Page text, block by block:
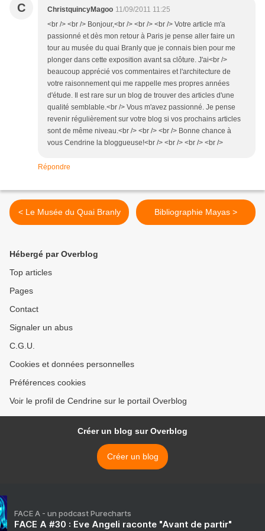
C ChristquincyMagoo 11/09/2011 11:25
<br /> <br /> Bonjour,<br /> <br /> <br /> Votre article m'a
passionné et dès mon retour à Paris je pense aller faire un
tour au musée du quai Branly que je connais bien pour me
plonger dans cette exposition avant sa clôture. J'ai<br />
beaucoup apprécié vos commentaires et l'architecture de
votre raisonnement qui me rappelle mes propres années
d'étude. Il est rare sur un blog de trouver des articles d'une
qualité semblable.<br /> Vous m'avez passionné. Je pense
revenir régulièrement sur votre blog si vos prochains articles
sont de même niveau.<br /> <br /> <br /> Bonne chance à
vous Cendrine la bloggueuse!<br /> <br /> <br /> <br />
Répondre
< Le Musée du Quai Branly Bibliographie Mayas >
Hébergé par Overblog
Top articles
Pages
Contact
Signaler un abus
C.G.U.
Cookies et données personnelles
Préférences cookies
Voir le profil de Cendrine sur le portail Overblog
Créer un blog sur Overblog
Créer un blog
FACE A - un podcast Purecharts
FACE A #30 : Eve Angeli raconte "Avant de partir"